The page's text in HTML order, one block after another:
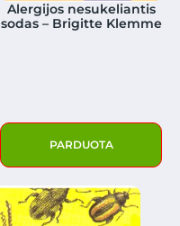
Alergijos nesukeliantis
sodas – Brigitte Klemme
PARDUOTA